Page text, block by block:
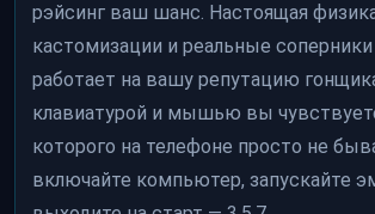
рэйсинг ваш шанс. Настоящая
кастомизации и реальные
работает на вашу репутацию
клавиатурой и мышью вы
которого на телефоне просто не
включайте компьютер, запускайте